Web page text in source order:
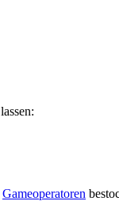
lassen:
Gameoperatoren